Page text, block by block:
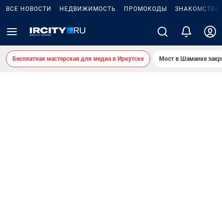
ВСЕ НОВОСТИ НЕДВИЖИМОСТЬ ПРОМОКОДЫ ЗНАКОМСТВА
Бесплатная мастерская для медиа в Иркутске Мост в Шаманке